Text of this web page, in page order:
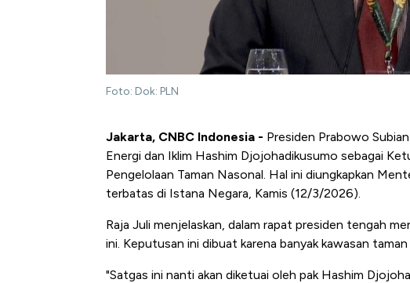
Foto: Dok: PLN
Jakarta, CNBC Indonesia - Presiden Prabowo
Energi dan Iklim Hashim Djojohadikusumo sebagai
Pengelolaan Taman Nasonal. Hal ini diungkapkan
terbatas di Istana Negara, Kamis (12/3/2026).
Raja Juli menjelaskan, dalam rapat presiden tengah
ini. Keputusan ini dibuat karena banyak kawasan
"Satgas ini nanti akan diketuai oleh pak Hashim